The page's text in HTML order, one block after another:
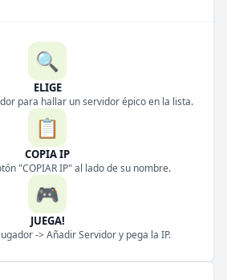
🔍
ELIGE
para hallar un servidor épico en la lista.
📋
COPIA IP
"COPIAR IP" al lado de su nombre.
🎮
JUEGA!
-> Añadir Servidor y pega la IP.